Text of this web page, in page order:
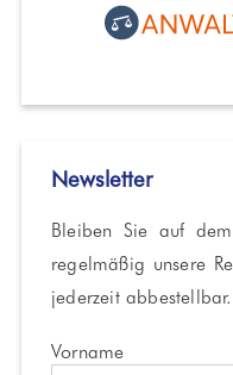
Newsletter
Bleiben Sie auf
regelmäßig unsere
jederzeit abbestellbar.
Vorname